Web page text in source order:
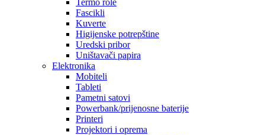
Termo role
Fascikli
Kuverte
Higijenske potrepštine
Uredski pribor
Uništavači papira
Elektronika
Mobiteli
Tableti
Pametni satovi
Powerbank/prijenosne baterije
Printeri
Projektori i oprema